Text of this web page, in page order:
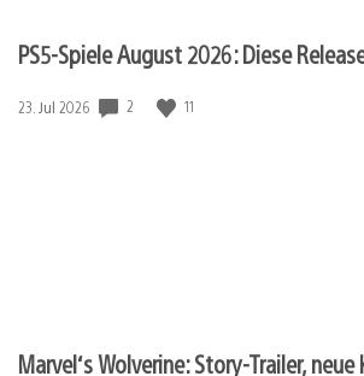
PS5-Spiele August 2026: Diese
Veröffentlichungsdatum:
23. Jul 2026 2 11
Marvel‘s Wolverine: Story-Trailer,